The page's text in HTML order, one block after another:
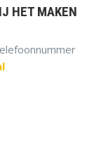
HET MAKEN